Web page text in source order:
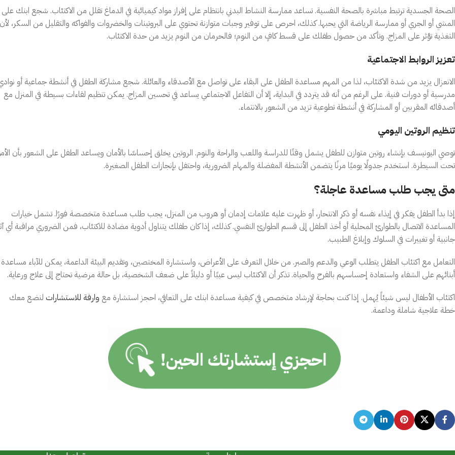
الصحة الجسدية ترتبط مباشرة بالصحة النفسية. تساعد ممارسة النشاط البدني بانتظام على إفراز مواد كيميائية في الدماغ تقلل من الاكتئاب. شجع ابنك على
المشي أو الجري أو ممارسة الرياضة التي يحبها. كذلك، احرص على توفير وجبات متوازنة تحتوي على البروتينات والخضروات والفواكه والتقليل من السكر، لأن
التغذية تؤثر على المزاج. وتأكد من حصول طفلك على قسط كافٍ من النوم؛ فالحرمان من النوم يزيد من حدة الاكتئاب.
تعزيز الروابط الاجتماعية
الانعزال يزيد من شدة الاكتئاب، لذا من المهم مساعدة الطفل على البقاء على تواصل مع الأصدقاء والعائلة. شجع مشاركة الطفل في أنشطة جماعية أو
مدرسية أو دورات فنية. على الرغم من أنه قد يتردد في البداية، إلا أن التفاعل الاجتماعي يساعد في تحسين المزاج. يمكن تنظيم لقاءات بسيطة في المنزل مع
أصدقائه المقربين أو المشاركة في أنشطة تطوعية تزيد من الشعور بالانتماء.
تنظيم الروتين اليومي
توصي اليونيسف بإنشاء روتين متوازن للطفل يشمل وقتًا للدراسة واللعب والراحة والنوم. الروتين يخلق إحساسًا بالأمان ويساعد الطفل على الشعور بأن
تحت السيطرة. استخدم جدولًا يوميًا مرنًا يتضمن الأنشطة المفضلة والمهام الضرورية، واحتفل بإنجازات الطفل الصغيرة.
متى يجب طلب مساعدة عاجلة؟
إذا بدأ الطفل يفكر في إيذاء نفسه أو ذكر الانتحار، أو ظهرت عليه علامات إدمان أو هروب من المنزل، يجب طلب مساعدة متخصصة فورًا. تشمل خيارات
المساعدة الاتصال بالطوارئ المحلية أو أخذ الطفل إلى قسم الطوارئ النفسي. كذلك، إذا كان طفلك يتناول أدوية مضادة للاكتئاب، فمن الضروري مراقبة أي
جانبية أو تغييرات في السلوك وإبلاغ الطبيب.
التعامل مع اكتئاب الطفل يتطلب الوعي والدعم والصبر. من خلال التعرف على الأعراض، واستشارة المختصين، وتقديم البيئة الداعمة، يمكن للآباء مساعدة
أبنائهم على الشفاء واستعادة إحساسهم بالفرح والحياة. تذكر أن الاكتئاب ليس عيبًا أو دليلاً على ضعف الشخصية، بل حالة مرضية تحتاج إلى علاج ورعاية.
اكتئاب الأطفال ليس شيئاً يُهمل. إذا كنت بحاجة لإرشاد متخصص في كيفية مساعدة ابنك على التعافي، احجز استشارة مع وارفة للاستشارات لنضع معك
خطة علاجية شاملة وداعمة.